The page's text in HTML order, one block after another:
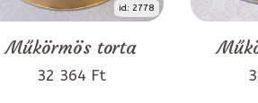
id: 2778
Műkörmös torta
32 364 Ft